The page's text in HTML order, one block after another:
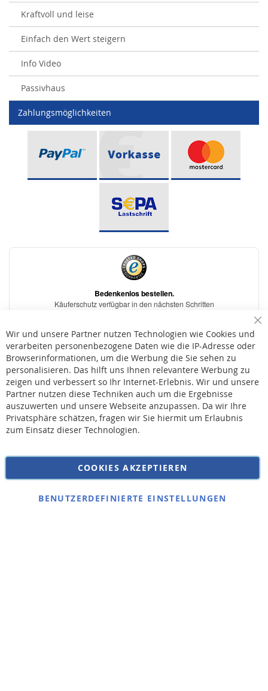
Kraftvoll und leise
Einfach den Wert steigern
Info Video
Passivhaus
Zahlungsmöglichkeiten
* Bei der Lieferung auf deutsche Inseln wird ein Inselzuschlag von 15,00 € auf die
Versandkosten erhoben.
AGB
Widerruf
Datenschutz
Impressum
Kontakt
Wir und unsere Partner nutzen Technologien wie Cookies und
verarbeiten personenbezogene Daten wie die IP-Adresse oder
Browserinformationen, um die Werbung die Sie sehen zu
personalisieren. Das hilft uns Ihnen relevantere Werbung zu
zeigen und verbessert so Ihr Internet-Erlebnis. Wir und unsere
Partner nutzen diese Techniken auch um die Ergebnisse
auszuwerten und unsere Webseite anzupassen. Da wir Ihre
Privatsphäre schätzen, fragen wir Sie hiermit um Erlaubnis
zum Einsatz dieser Technologien.
COOKIES AKZEPTIEREN
BENUTZERDEFINIERTE EINSTELLUNGEN